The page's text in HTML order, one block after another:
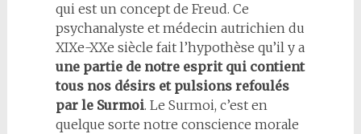
qui est un concept de Freud. Ce
psychanalyste et médecin autrichien du
XIXe-XXe siècle fait l’hypothèse qu’il y a
une partie de notre esprit qui contient
tous nos désirs et pulsions refoulés
par le Surmoi. Le Surmoi, c’est en
quelque sorte notre conscience morale